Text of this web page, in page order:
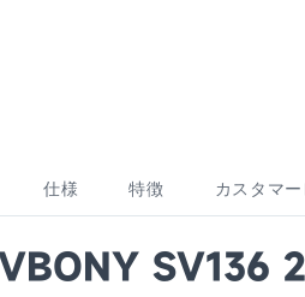
仕様 特徴 カスタマ
SV136